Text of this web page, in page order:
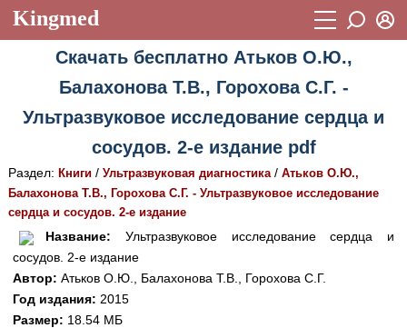
Kingmed
Учебный материал
Видеогалерея 899
Истории болезней 1268
Лекции и презентации
Аккредитационные тесты (6)
Методические рекомендации 1050
Научно-популярное
Восстановить пароль
Вход
Скачать бесплатно Атьков О.Ю.,
Балахонова Т.В., Горохова С.Г. -
Ультразвуковое исследование сердца и
сосудов. 2-е издание pdf
Раздел: Книги/ Ультразвуковая диагностика/ Атьков О.Ю.,
Балахонова Т.В., Горохова С.Г. - Ультразвуковое исследование
сердца и сосудов. 2-е издание
Название: Ультразвуковое исследование сердца и
сосудов. 2-е издание
Автор: Атьков О.Ю., Балахонова Т.В., Горохова С.Г.
Год издания: 2015
Размер: 18.54 МБ